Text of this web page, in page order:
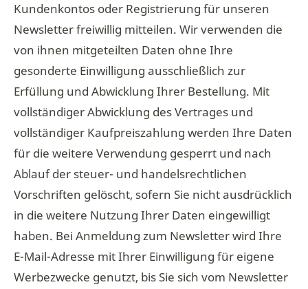
Kundenkontos oder Registrierung für unseren
Newsletter freiwillig mitteilen. Wir verwenden die
von ihnen mitgeteilten Daten ohne Ihre
gesonderte Einwilligung ausschließlich zur
Erfüllung und Abwicklung Ihrer Bestellung. Mit
vollständiger Abwicklung des Vertrages und
vollständiger Kaufpreiszahlung werden Ihre Daten
für die weitere Verwendung gesperrt und nach
Ablauf der steuer- und handelsrechtlichen
Vorschriften gelöscht, sofern Sie nicht ausdrücklich
in die weitere Nutzung Ihrer Daten eingewilligt
haben. Bei Anmeldung zum Newsletter wird Ihre
E-Mail-Adresse mit Ihrer Einwilligung für eigene
Werbezwecke genutzt, bis Sie sich vom Newsletter